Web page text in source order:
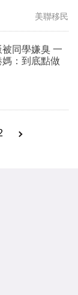
美聯移民
同學嫌臭 一
：到底點做